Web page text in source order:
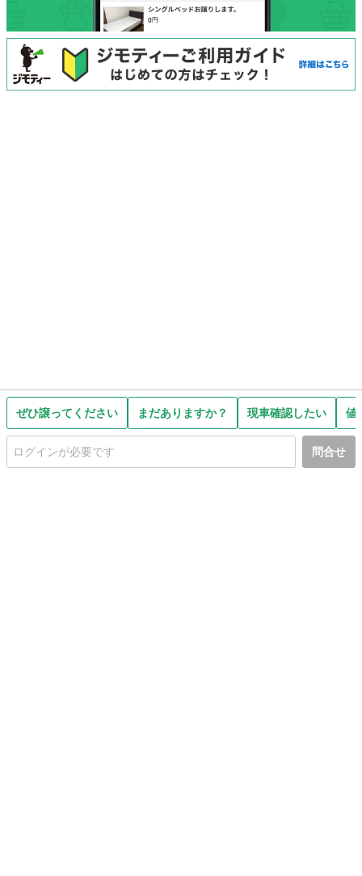
ぜひ譲ってください まだありますか？ 現車確認したい 値
問合せ